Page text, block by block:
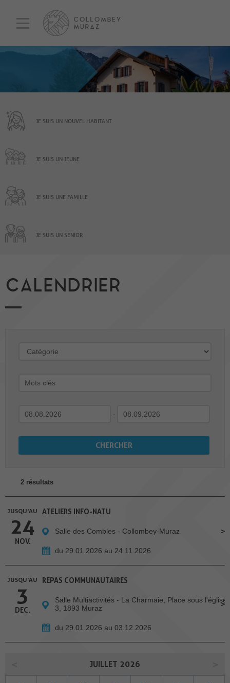
JE SUIS UN NOUVEL HABITANT
JE SUIS UN JEUNE
JE SUIS UNE FAMILLE
JE SUIS UN SENIOR
CALENDRIER
-
2 résultats
JUSQU'AU
24
NOV.
ATELIERS INFO-NATU
Salle des Combles - Collombey-Muraz
du 29.01.2026 au 24.11.2026
JUSQU'AU
3
DEC.
REPAS COMMUNAUTAIRES
Salle Multiactivités - La Charmaie, Place sous l'église
3, 1893 Muraz
du 29.01.2026 au 03.12.2026
JUILLET 2026